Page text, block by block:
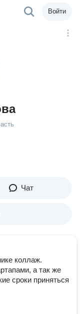
Войти
Чат
коллаж.
а так же
сроки приняться